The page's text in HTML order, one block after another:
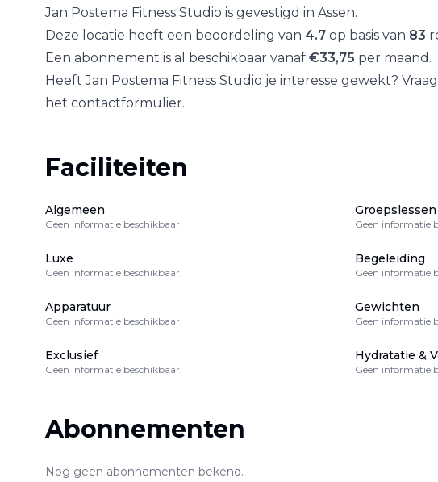
Jan Postema Fitness Studio is gevestigd in Assen.
Deze locatie heeft een beoordeling van 4.7 op basis van 83
Een abonnement is al beschikbaar vanaf €33,75 per maand.
HeeftJan Postema Fitness Studio je interesse gewekt?
het contactformulier.
Faciliteiten
Algemeen
Geen informatie beschikbaar.
Groepslessen
Geen informatie
Luxe
Geen informatie beschikbaar.
Begeleiding
Geen informatie
Apparatuur
Geen informatie beschikbaar.
Gewichten
Geen informatie
Exclusief
Geen informatie beschikbaar.
Hydratatie &
Geen informatie
Abonnementen
Nog geen abonnementen bekend.